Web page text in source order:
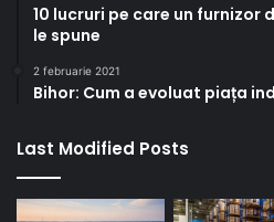
10 lucruri pe care un furnizor
le spune
2 februarie 2021
Bihor: Cum a evoluat piața
Last Modified Posts